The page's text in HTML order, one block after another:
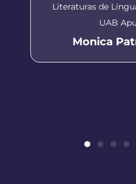
Literaturas de
UAB
Monica